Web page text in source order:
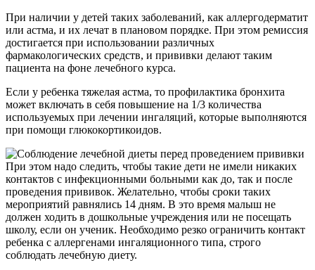
При наличии у детей таких заболеваний, как аллергодерматит
или астма, и их лечат в плановом порядке. При этом ремиссия
достигается при использовании различных
фармакологических средств, и прививки делают таким
пациента на фоне лечебного курса.
Если у ребенка тяжелая астма, то профилактика бронхита
может включать в себя повышение на 1/3 количества
используемых при лечении ингаляций, которые выполняются
при помощи глюкокортикоидов.
При этом надо следить, чтобы такие дети не имели никаких
контактов с инфекционными больными как до, так и после
проведения прививок. Желательно, чтобы сроки таких
мероприятий равнялись 14 дням. В это время малыш не
должен ходить в дошкольные учреждения или не посещать
школу, если он ученик. Необходимо резко ограничить контакт
ребенка с аллергенами ингаляционного типа, строго
соблюдать лечебную диету.